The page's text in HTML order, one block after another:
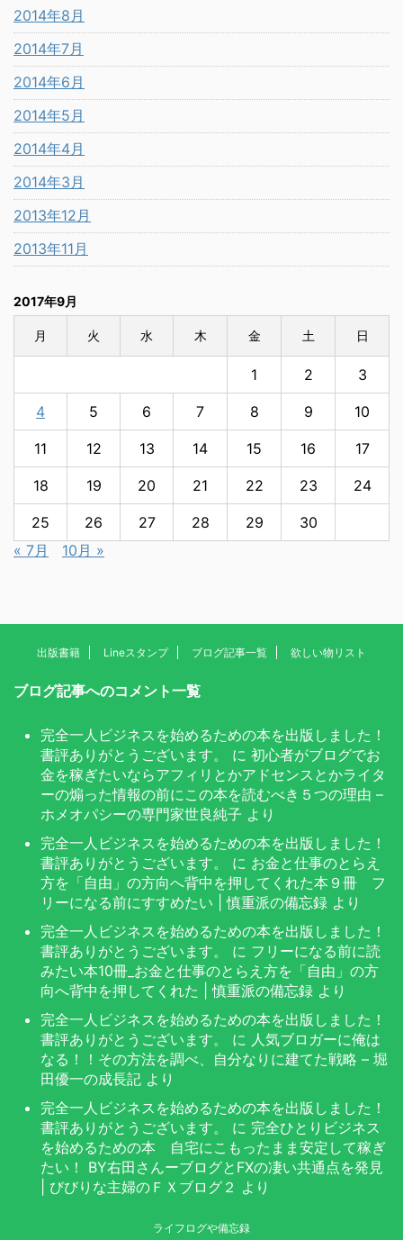
2014年8月
2014年7月
2014年6月
2014年5月
2014年4月
2014年3月
2013年12月
2013年11月
2017年9月
月 火 水 木 金 土 日
1 2 3
4 5 6 7 8 9 10
11 12 13 14 15 16 17
18 19 20 21 22 23 24
25 26 27 28 29
30
« 7月
10月 »
出版書籍 Lineスタンプ ブログ記事一覧 欲しい物リスト
ブログ記事へのコメント一覧
完全一人ビジネスを始めるための本を出版しました！
書評ありがとうございます。
に 初心者がブログでお
金を稼ぎたいならアフィリとかアドセンスとかライタ
ーの煽った情報の前にこの本を読むべき５つの理由 –
ホメオパシーの専門家世良純子 より
完全一人ビジネスを始めるための本を出版しました！
書評ありがとうございます。
に お金と仕事のとらえ
方を「自由」の方向へ背中を押してくれた本９冊 フ
リーになる前にすすめたい | 慎重派の備忘録 より
完全一人ビジネスを始めるための本を出版しました！
書評ありがとうございます。
に フリーになる前に読
みたい本10冊_お金と仕事のとらえ方を「自由」の方
向へ背中を押してくれた | 慎重派の備忘録 より
完全一人ビジネスを始めるための本を出版しました！
書評ありがとうございます。
に 人気ブロガーに俺は
なる！！その方法を調べ、自分なりに建てた戦略 – 堀
田優一の成長記 より
完全一人ビジネスを始めるための本を出版しました！
書評ありがとうございます。
に 完全ひとりビジネス
を始めるための本 自宅にこもったまま安定して稼ぎ
たい！ BY右田さんーブログとFXの凄い共通点を発見
| びびりな主婦のＦＸブログ２ より
ライフログや備忘録